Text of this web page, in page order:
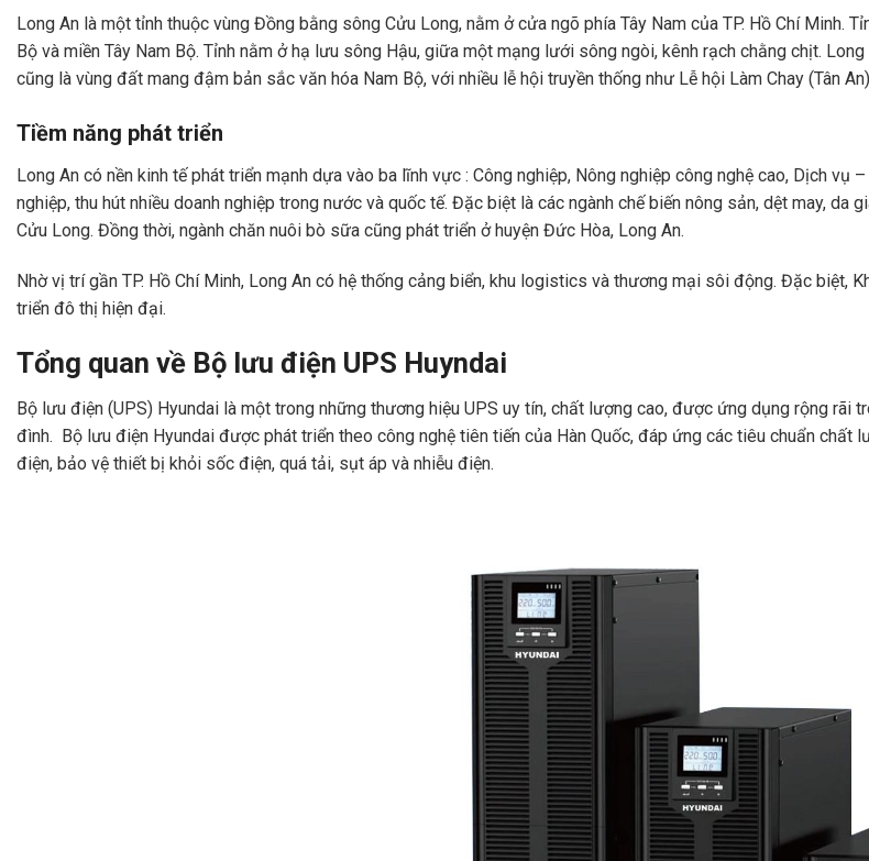
Long An là một tỉnh thuộc vùng Đồng bằng sông Cửu Long, nằm ở cửa ngõ phía Tây Nam của TP. Hồ Chí
Bộ và miền Tây Nam Bộ. Tỉnh nằm ở hạ lưu sông Hậu, giữa một mạng lưới sông ngòi, kênh rạch chằng chịt.
cũng là vùng đất mang đậm bản sắc văn hóa Nam Bộ, với nhiều lễ hội truyền thống như Lễ hội Làm Chay (Tân
Tiềm năng phát triển
Long An có nền kinh tế phát triển mạnh dựa vào ba lĩnh vực : Công nghiệp, Nông nghiệp công nghệ cao, Dịch
nghiệp, thu hút nhiều doanh nghiệp trong nước và quốc tế. Đặc biệt là các ngành chế biến nông sản, dệt may,
Cửu Long. Đồng thời, ngành chăn nuôi bò sữa cũng phát triển ở huyện Đức Hòa, Long An.
Nhờ vị trí gần TP. Hồ Chí Minh, Long An có hệ thống cảng biển, khu logistics và thương mại sôi động. Đặc biệt,
triển đô thị hiện đại.
Tổng quan về Bộ lưu điện UPS Huyndai
Bộ lưu điện (UPS) Hyundai là một trong những thương hiệu UPS uy tín, chất lượng cao, được ứng dụng rộng rãi
đình. Bộ lưu điện Hyundai được phát triển theo công nghệ tiên tiến của Hàn Quốc, đáp ứng các tiêu chuẩn chất
điện, bảo vệ thiết bị khỏi sốc điện, quá tải, sụt áp và nhiễu điện.